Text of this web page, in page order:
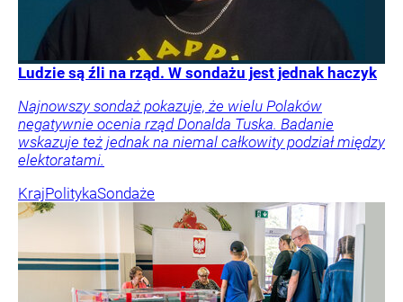
Ludzie są źli na rząd. W sondażu jest jednak haczyk
Najnowszy sondaż pokazuje, że wielu Polaków
negatywnie ocenia rząd Donalda Tuska. Badanie
wskazuje też jednak na niemal całkowity podział między
elektoratami.
KrajPolitykaSondaże